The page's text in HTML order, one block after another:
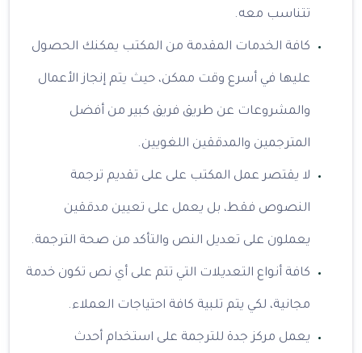
تتناسب معه.
كافة الخدمات المقدمة من المكتب يمكنك الحصول
عليها في أسرع وقت ممكن، حيث يتم إنجاز الأعمال
والمشروعات عن طريق فريق كبير من أفضل
المترجمين والمدققين اللغويين.
لا يقتصر عمل المكتب على على تقديم ترجمة
النصوص فقط، بل يعمل على تعيين مدققين
يعملون على تعديل النص والتأكد من صحة الترجمة.
كافة أنواع التعديلات التي تتم على أي نص تكون خدمة
مجانية، لكي يتم تلبية كافة احتياجات العملاء.
يعمل مركز جدة للترجمة على استخدام أحدث